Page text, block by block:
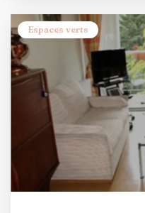
Espaces verts